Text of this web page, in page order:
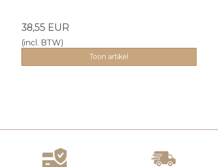
38,55 EUR
(incl. BTW)
Toon artikel